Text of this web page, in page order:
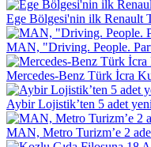
Ege Bölgesi'nin ilk Renault
MAN, "Driving. People.
Mercedes-Benz Türk İcra
Aybir Lojistik’ten 5 adet
MAN, Metro Turizm’e 2